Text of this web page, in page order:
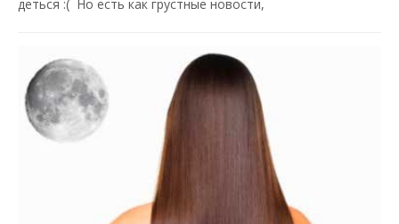
деться :( Но есть как грустные новости,